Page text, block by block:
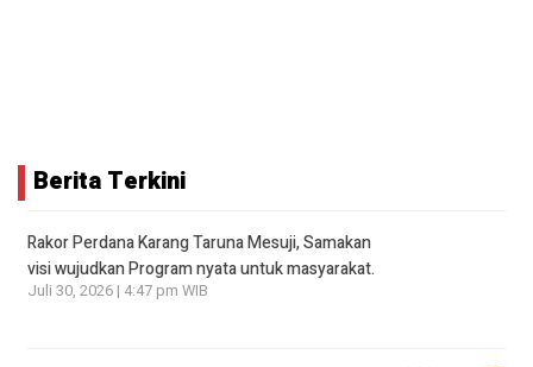
Berita Terkini
Rakor Perdana Karang Taruna Mesuji, Samakan
visi wujudkan Program nyata untuk masyarakat.
Juli 30, 2026 | 4:47 pm WIB